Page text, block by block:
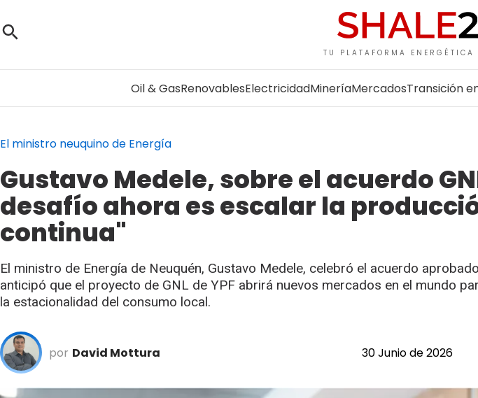
TU PLATAFORMA ENERGÉTICA
Oil & GasRenovablesElectricidadMineríaMercadosTransición
El ministro neuquino de Energía
Gustavo Medele, sobre el acuerdo
desafío ahora es escalar la
continua"
El ministro de Energía de Neuquén, Gustavo Medele, celebró el acuerdo
anticipó que el proyecto de GNL de YPF abrirá nuevos mercados en el mundo
la estacionalidad del consumo local.
por David Mottura 30 Junio de 2026